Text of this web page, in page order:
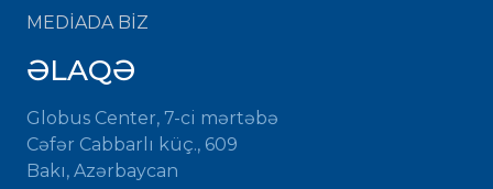
MEDİADA BİZ
ƏLAQƏ
Globus Center, 7-ci mərtəbə
Cəfər Cabbarlı küç., 609
Bakı, Azərbaycan